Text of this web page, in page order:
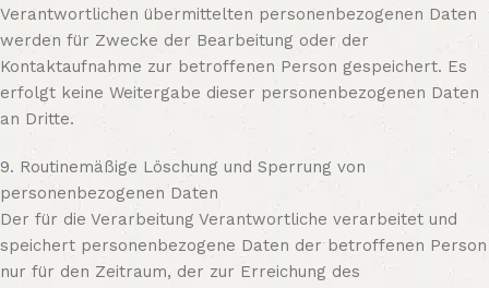
Verantwortlichen übermittelten personenbezogenen Daten
werden für Zwecke der Bearbeitung oder der
Kontaktaufnahme zur betroffenen Person gespeichert. Es
erfolgt keine Weitergabe dieser personenbezogenen Daten
an Dritte.
9. Routinemäßige Löschung und Sperrung von
personenbezogenen Daten
Der für die Verarbeitung Verantwortliche verarbeitet und
speichert personenbezogene Daten der betroffenen Person
nur für den Zeitraum, der zur Erreichung des